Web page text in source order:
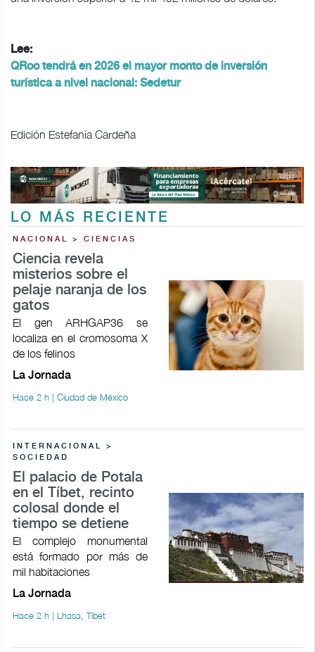
Lee:
QRoo tendrá en 2026 el mayor monto de inversión
turística a nivel nacional: Sedetur
Edición Estefanía Cardeña
LO MÁS RECIENTE
NACIONAL > CIENCIAS
Ciencia revela
misterios sobre el
pelaje naranja de los
gatos
El gen ARHGAP36 se
localiza en el cromosoma X
de los felinos
La Jornada
Hace 2 h | Ciudad de México
INTERNACIONAL >
SOCIEDAD
El palacio de Potala
en el Tíbet, recinto
colosal donde el
tiempo se detiene
El complejo monumental
está formado por más de
mil habitaciones
La Jornada
Hace 2 h | Lhasa, Tíbet